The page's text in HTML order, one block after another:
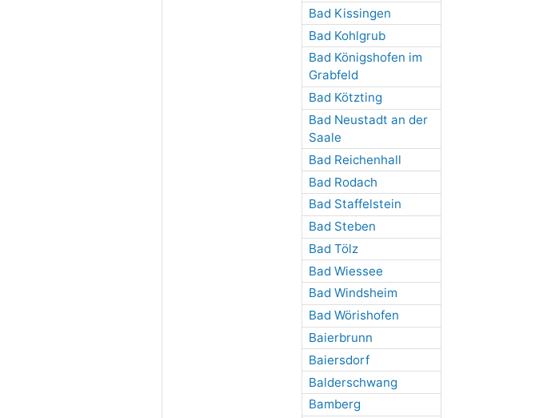
Bad Kissingen
Bad Kohlgrub
Bad Königshofen im
Grabfeld
Bad Kötzting
Bad Neustadt an der
Saale
Bad Reichenhall
Bad Rodach
Bad Staffelstein
Bad Steben
Bad Tölz
Bad Wiessee
Bad Windsheim
Bad Wörishofen
Baierbrunn
Baiersdorf
Balderschwang
Bamberg